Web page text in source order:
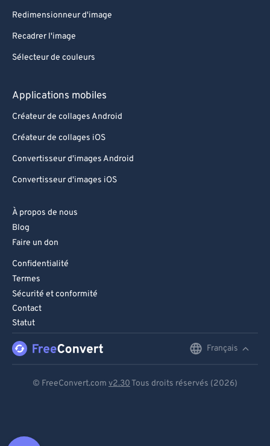
Redimensionneur d'image
Recadrer l'image
Sélecteur de couleurs
Applications mobiles
Créateur de collages Android
Créateur de collages iOS
Convertisseur d'images Android
Convertisseur d'images iOS
À propos de nous
Blog
Faire un don
Confidentialité
Termes
Sécurité et conformité
Contact
Statut
Français
© FreeConvert.com v2.30 Tous droits réservés (2026)